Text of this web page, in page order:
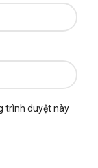
trình duyệt này